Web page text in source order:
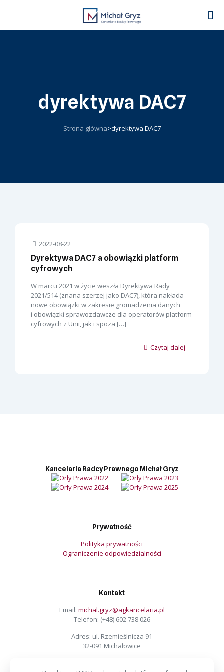
dyrektywa DAC7
Strona główna>dyrektywa DAC7
2022-08-22
Dyrektywa DAC7 a obowiązki platform
cyfrowych
W marcu 2021 w życie weszła Dyrektywa Rady
2021/514 (znana szerzej jako DAC7), która nakłada
nowe obowiązki w zakresie gromadzenia danych
i obowiązki sprawozdawcze dla operatorów platform
cyfrowych z Unii, jak i spoza […]
Czytaj dalej
Kancelaria Radcy Prawnego Michał Gryz
Prywatność
Polityka prywatności
Ograniczenie odpowiedzialności
Kontakt
Email: michal.gryz@agkancelaria.pl
Telefon: (+48) 602 738 026
Adres: ul. Rzemieślnicza 91
32-091 Michałowice